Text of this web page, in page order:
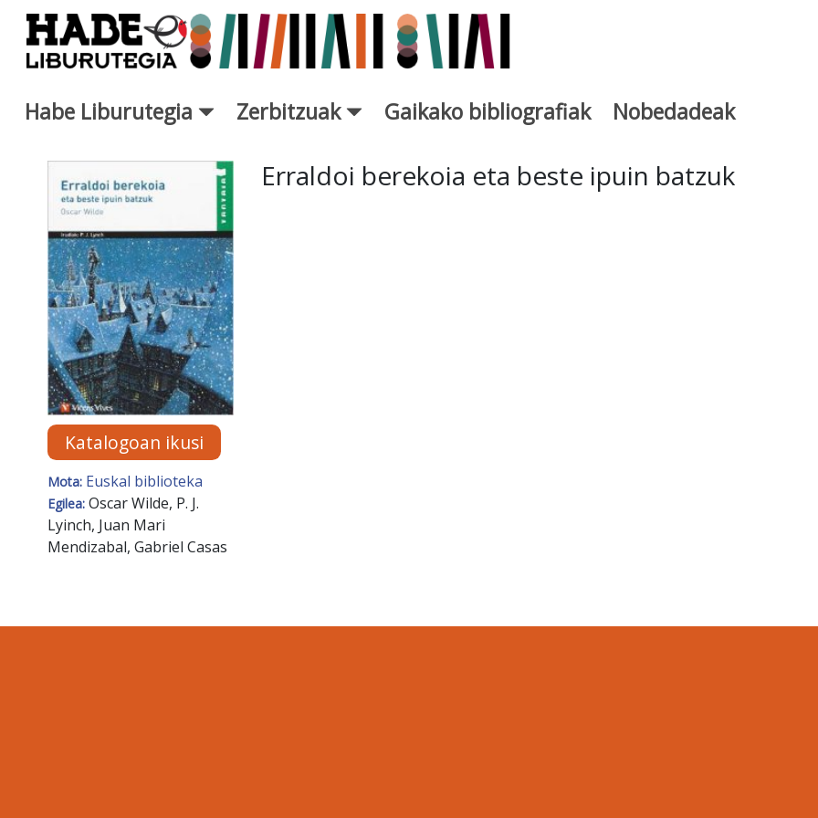
Eduki nagusira joan
Habe Liburutegia Zerbitzuak Gaikako bibliografiak Nobedadeak
Eskuratu berriak Fitxa - Liburutegia
Katalogoan ikusi
Mota: Euskal biblioteka
Egilea: Oscar Wilde, P. J.
Lyinch, Juan Mari
Mendizabal, Gabriel Casas
Erraldoi berekoia eta beste ipuin batzuk